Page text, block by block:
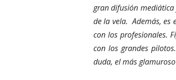
gran difusión
de la vela. Además, es
con los profesionales.
con los grandes pilotos.
duda, el más